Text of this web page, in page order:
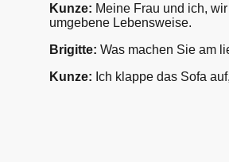
Kunze: Meine Frau und ich,
umgebene Lebensweise.
Brigitte: Was machen Sie am
Kunze: Ich klappe das Sofa